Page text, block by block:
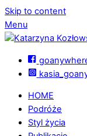
Skip to content
Menu
HOME
Podróże
Styl życia